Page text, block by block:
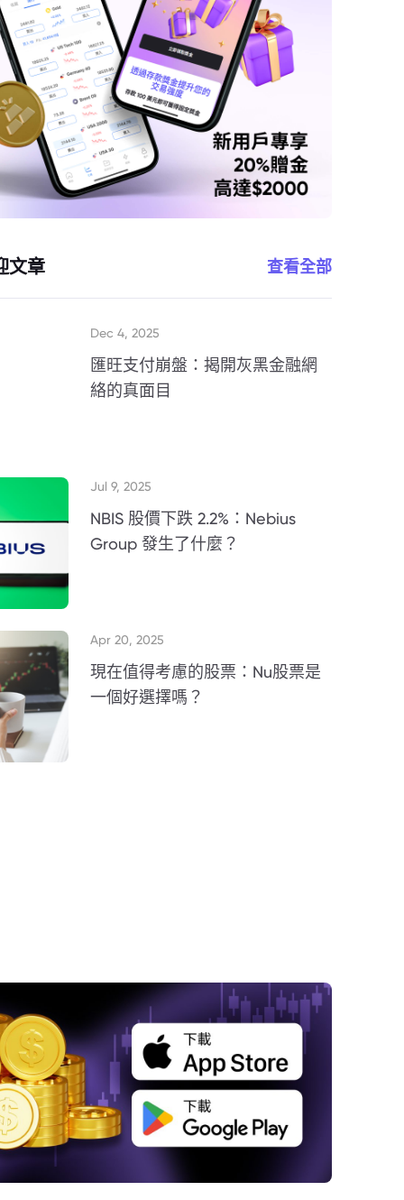
文章 查看全部
Dec 4, 2025
匯旺支付崩盤：揭開灰黑金融網
絡的真面目
Jul 9, 2025
NBIS 股價下跌 2.2%：Nebius
Group 發生了什麼？
Apr 20, 2025
現在值得考慮的股票：Nu股票是
一個好選擇嗎？